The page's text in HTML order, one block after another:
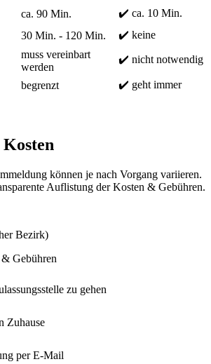
ca. 90 Min.
✔️ ca. 10 Min.
30 Min. - 120 Min. ✔️ keine
muss vereinbart
werden
✔️ nicht notwendig
begrenzt ✔️ geht immer
können je nach Vorgang variieren.
Auflistung der Kosten & Gebühren.
Bezirk)
Gebühren
zu gehen
Zuhause
per E-Mail